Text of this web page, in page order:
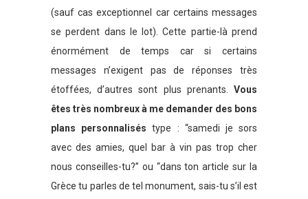
(sauf cas exceptionnel car certains messages
se perdent dans le lot). Cette partie-là prend
énormément de temps car si certains
messages n’exigent pas de réponses très
étoffées, d’autres sont plus prenants. Vous
êtes très nombreux à me demander des bons
plans personnalisés type : “samedi je sors
avec des amies, quel bar à vin pas trop cher
nous conseilles-tu?” ou “dans ton article sur la
Grèce tu parles de tel monument, sais-tu s’il est